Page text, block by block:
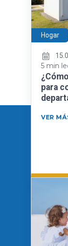
Hogar
5 min
para
VER